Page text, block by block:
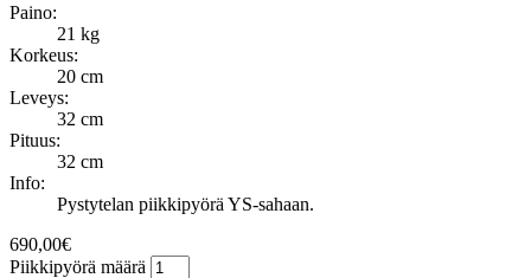
Paino:
21 kg
Korkeus:
20 cm
Leveys:
32 cm
Pituus:
32 cm
Info:
Pystytelan piikkipyörä YS-sahaan.
690,00€
Piikkipyörä määrä